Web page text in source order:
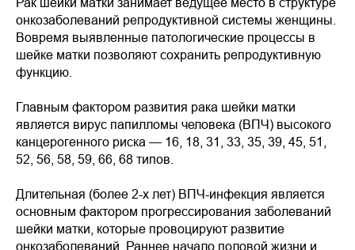
онкозаболеваний репродуктивной системы женщины.
Вовремя выявленные патологические процессы в
шейке матки позволяют сохранить репродуктивную
функцию.
Главным фактором развития рака шейки матки
является вирус папилломы человека (ВПЧ) высокого
канцерогенного риска — 16, 18, 31, 33, 35, 39, 45, 51,
52, 56, 58, 59, 66, 68 типов.
Длительная (более 2-х лет) ВПЧ-инфекция является
основным фактором прогрессирования заболеваний
шейки матки, которые провоцируют развитие
онкозаболеваний. Раннее начало половой жизни и